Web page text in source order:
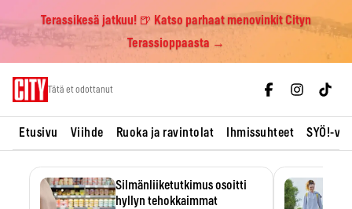
Terassikesä jatkuu! 🍺 Katso parhaat menovinkit Cityn
Terassioppaasta →
Tätä et odottanut
Etusivu Viihde Ruoka ja ravintolat Ihmissuhteet SYÖ!-
Silmänliiketutkimus osoitti
hyllyn tehokkaimmat